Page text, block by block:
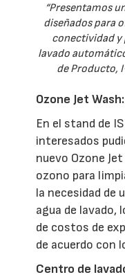
“Presentamos
diseñados para
conectividad y
lavado
de Producto,
Ozone Jet Wash:
En el stand de
interesados
nuevo Ozone
ozono para
la necesidad de
agua de lavado,
de costos de
de acuerdo con
Centro de